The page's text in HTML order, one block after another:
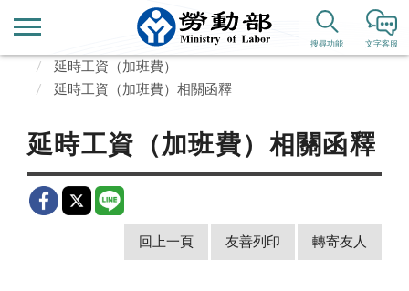
文字客服
搜尋功能
業務專區 勞動條件、就業平等
工資
延時工資（加班費）
延時工資（加班費）相關函釋
延時工資（加班費）相關函釋
回上一頁 友善列印 轉寄友人